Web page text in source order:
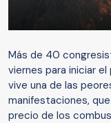
Más de 40
viernes para iniciar
vive una de las
manifestaciones,
precio de los